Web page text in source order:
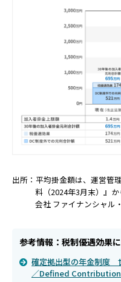
出所：平均掛金額は、運営管
料（2024年3月末）』
会社 ファイナンシャル
参考情報：税制優遇効果
確定拠出型の年金制度
／Defined